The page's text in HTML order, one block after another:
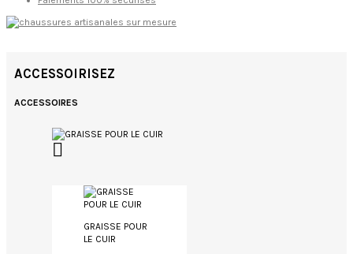
ACCESSOIRISEZ
ACCESSOIRES

GRAISSE POUR
LE CUIR